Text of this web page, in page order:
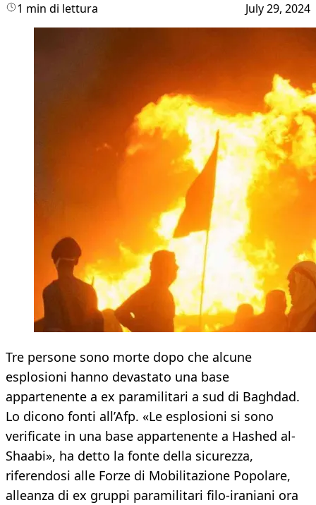
1 min di lettura July 29, 2024
Tre persone sono morte dopo che alcune
esplosioni hanno devastato una base
appartenente a ex paramilitari a sud di Baghdad.
Lo dicono fonti all’Afp. «Le esplosioni si sono
verificate in una base appartenente a Hashed al-
Shaabi», ha detto la fonte della sicurezza,
riferendosi alle Forze di Mobilitazione Popolare,
alleanza di ex gruppi paramilitari filo-iraniani ora